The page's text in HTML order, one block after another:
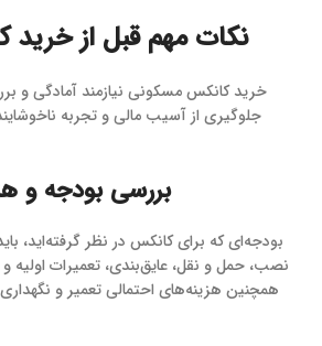
نکات مهم قبل از
خرید کانکس مسکونی نیازمند آمادگی و
جلوگیری از آسیب مالی و تجربه
بررسی بودجه و
بودجه‌ای که برای کانکس در نظر گرفته‌اید،
نصب، حمل و نقل، عایق‌بندی، تعمیرات اولیه
همچنین هزینه‌های احتمالی تعمیر و